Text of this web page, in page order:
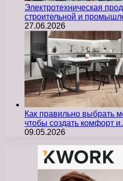
Электротехническая
строительной и
27.06.2026
Как правильно выбрать
чтобы создать комфорт
09.05.2026